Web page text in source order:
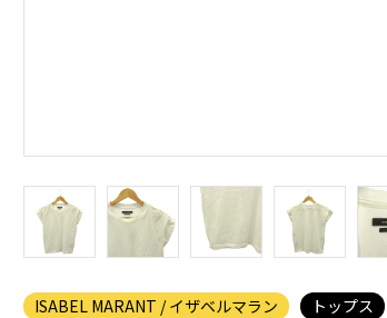
ISABEL MARANT / イザベルマラン トップス